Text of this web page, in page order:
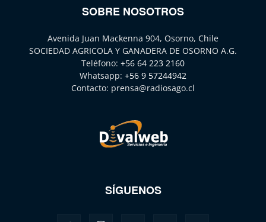
SOBRE NOSOTROS
Avenida Juan Mackenna 904, Osorno, Chile
SOCIEDAD AGRICOLA Y GANADERA DE OSORNO A.G.
Teléfono: +56 64 223 2160
Whatsapp: +56 9 57244942
Contacto: prensa@radiosago.cl
SÍGUENOS